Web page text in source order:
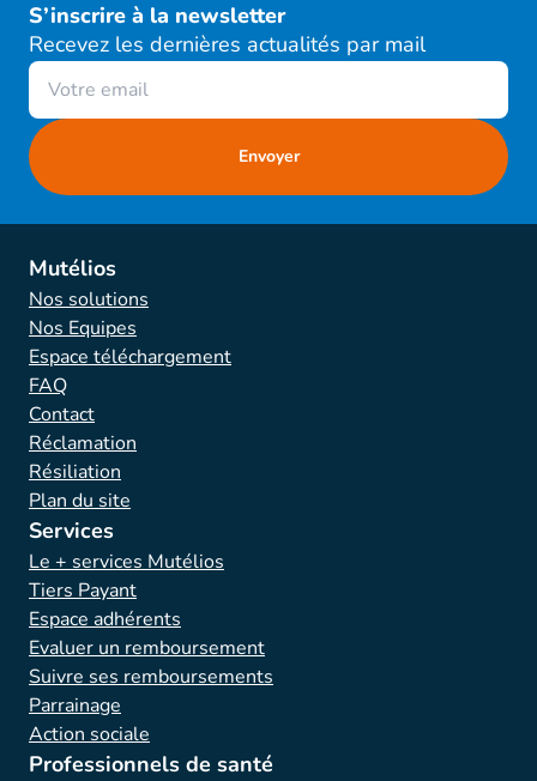
S’inscrire à la newsletter
Recevez les dernières actualités par mail
Mutélios
Nos solutions
Nos Equipes
Espace téléchargement
FAQ
Contact
Réclamation
Résiliation
Plan du site
Services
Le + services Mutélios
Tiers Payant
Espace adhérents
Evaluer un remboursement
Suivre ses remboursements
Parrainage
Action sociale
Professionnels de santé